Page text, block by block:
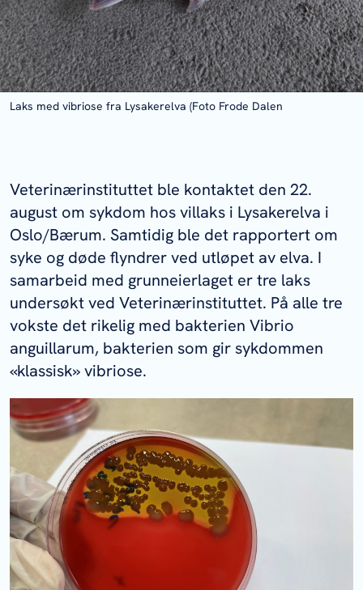
Laks med vibriose fra Lysakerelva (Foto Frode Dalen
Veterinærinstituttet ble kontaktet den 22.
august om sykdom hos villaks i Lysakerelva i
Oslo/Bærum. Samtidig ble det rapportert om
syke og døde flyndrer ved utløpet av elva. I
samarbeid med grunneierlaget er tre laks
undersøkt ved Veterinærinstituttet. På alle tre
vokste det rikelig med bakterien Vibrio
anguillarum, bakterien som gir sykdommen
«klassisk» vibriose.